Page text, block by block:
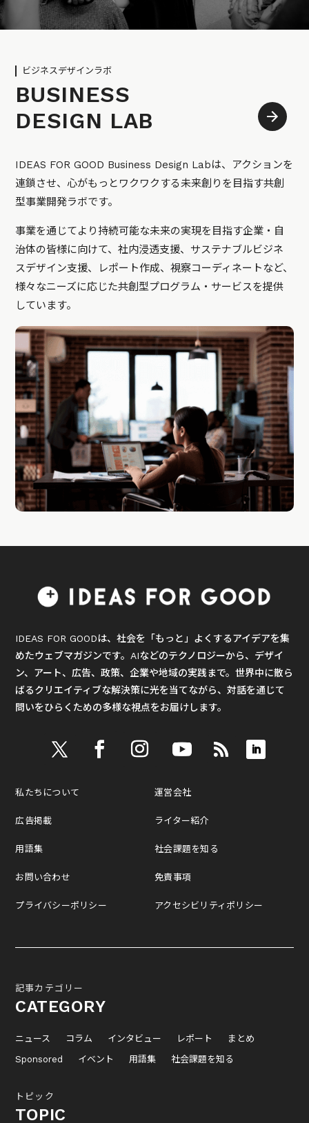
ビジネスデザインラボ
BUSINESS
DESIGN LAB
IDEAS FOR GOOD Business Design Labは、アクションを
連鎖させ、心がもっとワクワクする未来創りを目指す共創
型事業開発ラボです。
事業を通じてより持続可能な未来の実現を目指す企業・自
治体の皆様に向けて、社内浸透支援、サステナブルビジネ
スデザイン支援、レポート作成、視察コーディネートなど、
様々なニーズに応じた共創型プログラム・サービスを提供
しています。
IDEAS FOR GOODは、社会を「もっと」よくするアイデアを集
めたウェブマガジンです。AIなどのテクノロジーから、デザイ
ン、アート、広告、政策、企業や地域の実践まで。世界中に散ら
ばるクリエイティブな解決策に光を当てながら、対話を通じて
問いをひらくための多様な視点をお届けします。
私たちについて
広告掲載
用語集
お問い合わせ
プライバシーポリシー
運営会社
ライター紹介
社会課題を知る
免責事項
アクセシビリティポリシー
記事カテゴリー
CATEGORY
ニュース コラム インタビュー レポート
まとめ
Sponsored
イベント 用語集 社会課題を知る
トピック
TOPIC